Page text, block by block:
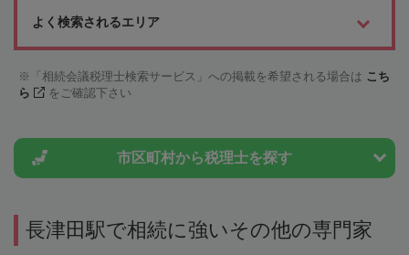
よく検索されるエリア
「相続会議税理士検索サービス」への掲載を希望される場合は こち
ら
をご確認下さい
市区町村から税理士を探す
長津田駅で相続に強いその他の専門家